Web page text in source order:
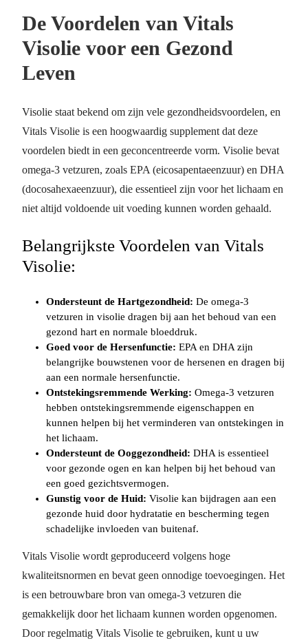
De Voordelen van Vitals
Visolie voor een Gezond
Leven
Visolie staat bekend om zijn vele gezondheidsvoordelen, en
Vitals Visolie is een hoogwaardig supplement dat deze
voordelen biedt in een geconcentreerde vorm. Visolie bevat
omega-3 vetzuren, zoals EPA (eicosapentaeenzuur) en DHA
(docosahexaeenzuur), die essentieel zijn voor het lichaam en
niet altijd voldoende uit voeding kunnen worden gehaald.
Belangrijkste Voordelen van Vitals
Visolie:
Ondersteunt de Hartgezondheid: De omega-3
vetzuren in visolie dragen bij aan het behoud van een
gezond hart en normale bloeddruk.
Goed voor de Hersenfunctie: EPA en DHA zijn
belangrijke bouwstenen voor de hersenen en dragen bij
aan een normale hersenfunctie.
Ontstekingsremmende Werking: Omega-3 vetzuren
hebben ontstekingsremmende eigenschappen en
kunnen helpen bij het verminderen van ontstekingen in
het lichaam.
Ondersteunt de Ooggezondheid: DHA is essentieel
voor gezonde ogen en kan helpen bij het behoud van
een goed gezichtsvermogen.
Gunstig voor de Huid: Visolie kan bijdragen aan een
gezonde huid door hydratatie en bescherming tegen
schadelijke invloeden van buitenaf.
Vitals Visolie wordt geproduceerd volgens hoge
kwaliteitsnormen en bevat geen onnodige toevoegingen. Het
is een betrouwbare bron van omega-3 vetzuren die
gemakkelijk door het lichaam kunnen worden opgenomen.
Door regelmatig Vitals Visolie te gebruiken, kunt u uw